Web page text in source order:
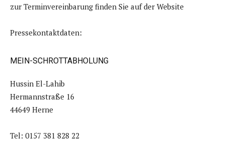
zur Terminvereinbarung finden Sie auf der Website
Pressekontaktdaten:
MEIN-SCHROTTABHOLUNG
Hussin El-Lahib
Hermannstraße 16
44649 Herne
Tel: 0157 381 828 22